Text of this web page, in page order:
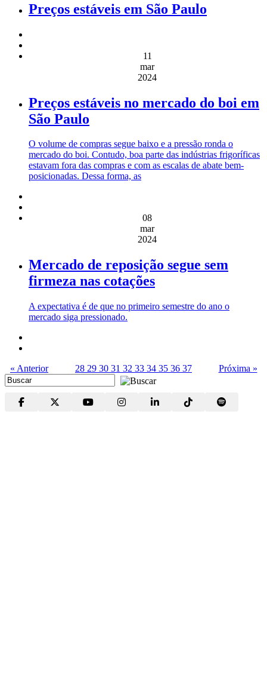
Preços estáveis em São Paulo
11
mar
2024
Preços estáveis no mercado do boi em
São Paulo
O volume de compras segue baixo e a pressão ronda o
mercado do boi. Contudo, boa parte das indústrias frigoríficas
estavam fora das compras e com as escalas de abate bem-
posicionadas. Dessa forma, as
08
mar
2024
Mercado de reposição segue sem
firmeza nas cotações
A expectativa é de que no primeiro semestre do ano o
mercado siga pressionado.
« Anterior 28 29 30 31 32 33 34 35 36 37 Próxima »